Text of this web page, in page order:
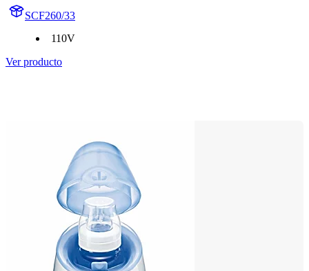
SCF260/33
110V
Ver producto